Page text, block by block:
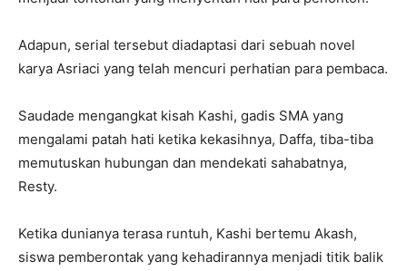
Adapun, serial tersebut diadaptasi dari sebuah novel
karya Asriaci yang telah mencuri perhatian para pembaca.
Saudade mengangkat kisah Kashi, gadis SMA yang
mengalami patah hati ketika kekasihnya, Daffa, tiba-tiba
memutuskan hubungan dan mendekati sahabatnya,
Resty.
Ketika dunianya terasa runtuh, Kashi bertemu Akash,
siswa pemberontak yang kehadirannya menjadi titik balik